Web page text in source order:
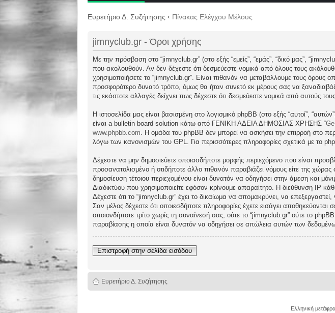
Ευρετήριο Δ. Συζήτησης ‹ Πίνακας Ελέγχου Μέλους
jimnyclub.gr - Όροι χρήσης
Με την πρόσβαση στο “jimnyclub.gr” (στο εξής “εμείς”, “εμάς”, “δικό μας”,
που ακολουθούν. Αν δεν δέχεστε ότι δεσμεύεστε νομικά από όλους τους
χρησιμοποιήσετε το “jimnyclub.gr”. Είναι πιθανόν να μεταβάλλουμε τους όρους
προσφορότερο δυνατό τρόπο, όμως θα ήταν συνετό εκ μέρους σας να
τις εκάστοτε αλλαγές δείχνει πως δέχεστε ότι δεσμεύεστε νομικά από αυτούς
Η ιστοσελίδα μας είναι βασισμένη στο λογισμικό phpBB (στο εξής “αυτοί”,
είναι a bulletin board solution κάτω από ΓΕΝΙΚΗ ΑΔΕΙΑ ΔΗΜΟΣΙΑΣ ΧΡΗΣΗΣ “
www.phpbb.com. Η ομάδα του phpBB δεν μπορεί να ασκήσει την επιρροή στο
λόγω των κανονισμών του GPL. Για περισσότερες πληροφορίες σχετικά με το
Δέχεστε να μην δημοσιεύετε οποιασδήποτε μορφής περιεχόμενο που είναι
προσανατολισμένο ή οτιδήποτε άλλο πιθανόν παραβιάζει νόμους είτε της χώρας
δημοσίευση τέτοιου περιεχομένου είναι δυνατόν να οδηγήσει στην άμεση και
Διαδικτύου που χρησιμοποιείτε εφόσον κρίνουμε απαραίτητο. Η διεύθυνση IP
Δέχεστε ότι το “jimnyclub.gr” έχει το δικαίωμα να απομακρύνει, να
Σαν μέλος δέχεστε ότι οποιεσδήποτε πληροφορίες έχετε εισάγει
οποιονδήποτε τρίτο χωρίς τη συναίνεσή σας, ούτε το “jimnyclub.gr” ούτε το
παραβίασης η οποία είναι δυνατόν να οδηγήσει σε απώλεια αυτών των
Επιστροφή στην σελίδα εισόδου
Ευρετήριο Δ. Συζήτησης
Ελληνική